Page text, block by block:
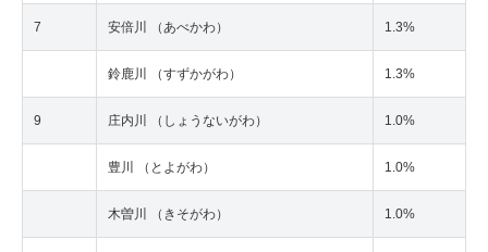
7 安倍川 （あべかわ） 1.3%
鈴鹿川 （すずかがわ） 1.3%
9 庄内川 （しょうないがわ） 1.0%
豊川 （とよがわ） 1.0%
木曽川 （きそがわ） 1.0%